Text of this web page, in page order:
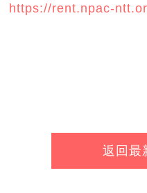
https://rent.npac-
返回最